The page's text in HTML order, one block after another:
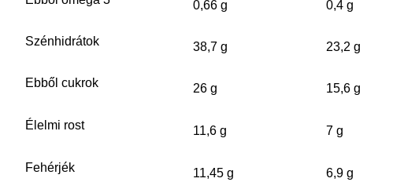
0,66 g 0,4 g
Szénhidrátok 38,7 g 23,2 g
Ebből cukrok 26 g 15,6 g
Élelmi rost 11,6 g 7 g
Fehérjék 11,45 g 6,9 g